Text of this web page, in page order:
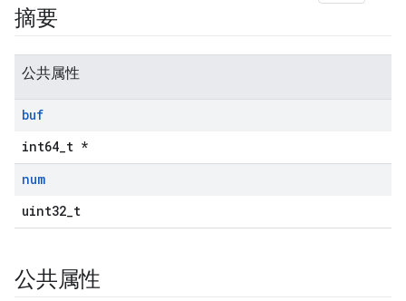
摘要
公共属性
buf
int64_t *
num
uint32_t
公共属性